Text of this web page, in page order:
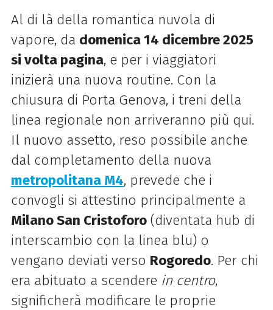
Al di là della romantica nuvola di
vapore, da domenica 14 dicembre 2025
si volta pagina, e per i viaggiatori
inizierà una nuova routine. Con la
chiusura di Porta Genova, i treni della
linea regionale non arriveranno più qui.
Il nuovo assetto, reso possibile anche
dal completamento della nuova
metropolitana M4, prevede che i
convogli si attestino principalmente a
Milano San Cristoforo(diventata hub di
interscambio con la linea blu) o
vengano deviati verso Rogoredo. Per chi
era abituato a scendere in centro,
significherà modificare le proprie